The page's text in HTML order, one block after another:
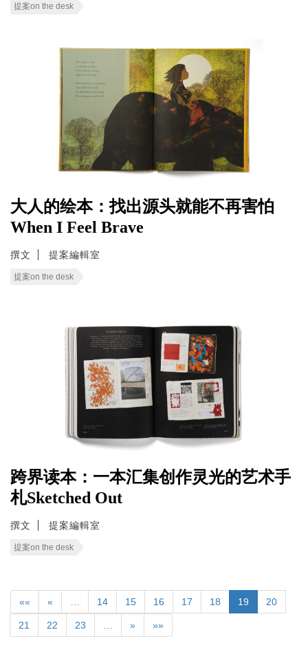
提案on the desk
大人的绘本：找出源头就能不再害怕
When I Feel Brave
撰文 提案編輯室
提案on the desk
跨界读本：一本汇集创作灵光的艺术手
札Sketched Out
撰文 提案編輯室
提案on the desk
«« « 14 15 16 17 18 19 20
21 22 23 » »»